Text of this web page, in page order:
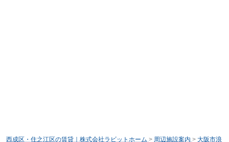
西成区・住之江区の賃貸｜株式会社ラビットホーム > 周辺施設案内 > 大阪市浪